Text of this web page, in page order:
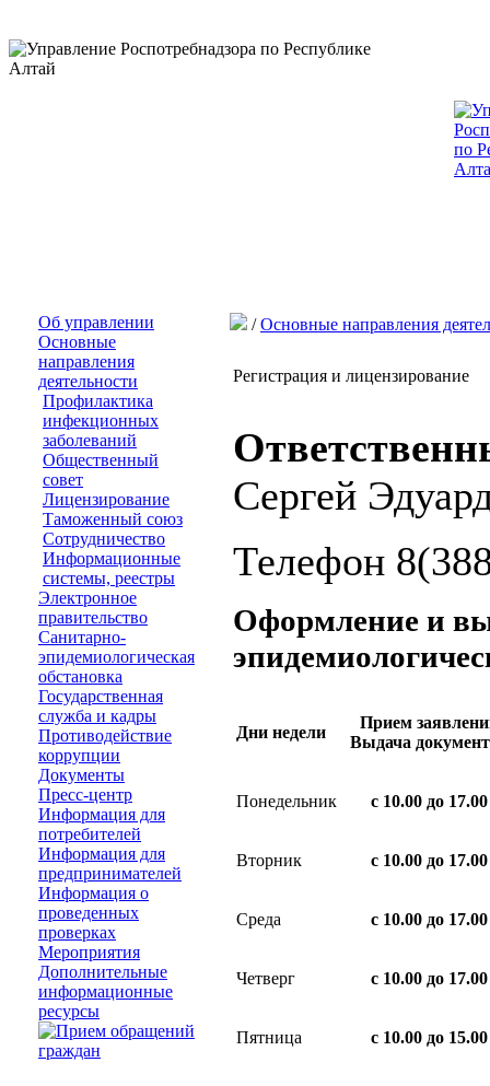
Об управлении
Основные
направления
деятельности
Профилактика
инфекционных
заболеваний
Общественный
совет
Лицензирование
Таможенный союз
Сотрудничество
Информационные
системы, реестры
Электронное
правительство
Санитарно-
эпидемиологическая
обстановка
Государственная
служба и кадры
Противодействие
коррупции
Документы
Пресс-центр
Информация для
потребителей
Информация для
предпринимателей
Информация о
проведенных
проверках
Мероприятия
Дополнительные
информационные
ресурсы
/Основные направления
Регистрация и лицензирование
Сергей
Телефон
Оформление и
Дни недели
Прием
Выдача
Понедельник с 10.00 до 17.00
Вторник с 10.00 до 17.00
Среда с 10.00 до 17.00
Четверг с 10.00 до 17.00
Пятница с 10.00 до 15.00